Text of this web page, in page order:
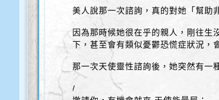
美人說那一次諮詢，真的對她「幫助
因為那時候她很在乎的親人，剛往生
下，甚至會有類似憂鬱恐慌症狀況
那一次天使靈性諮詢後，她突然有一
/